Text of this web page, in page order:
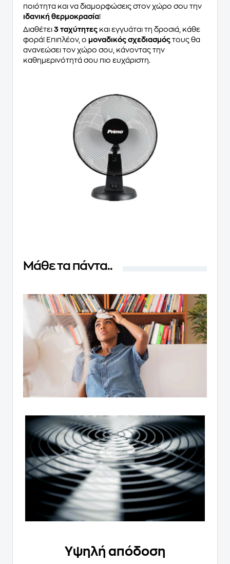
ποιότητα και να διαμορφώσεις στον χώρο σου την
ιδανική θερμοκρασία!
Διαθέτει 3 ταχύτητες και εγγυάται τη δροσιά, κάθε
φορά! Επιπλέον, ο μοναδικός σχεδιασμός τους θα
ανανεώσει τον χώρο σου, κάνοντας την
καθημερινότητά σου πιο ευχάριστη.
Μάθε τα πάντα..
Υψηλή απόδοση